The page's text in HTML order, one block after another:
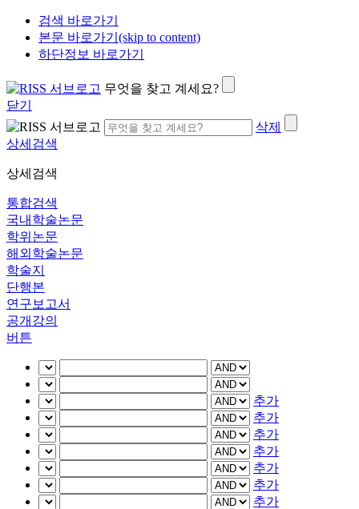
검색 바로가기
본문 바로가기(skip to content)
하단정보 바로가기
무엇을 찾고 계세요?
닫기
삭제
상세검색
상세검색
통합검색
국내학술논문
학위논문
해외학술논문
학술지
단행본
연구보고서
공개강의
버튼
추가
추가
추가
추가
추가
추가
추가